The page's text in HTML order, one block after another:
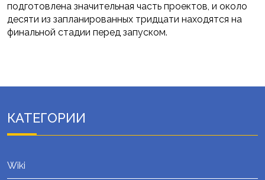
подготовлена значительная часть проектов, и около
десяти из запланированных тридцати находятся на
финальной стадии перед запуском.
КАТЕГОРИИ
Wiki